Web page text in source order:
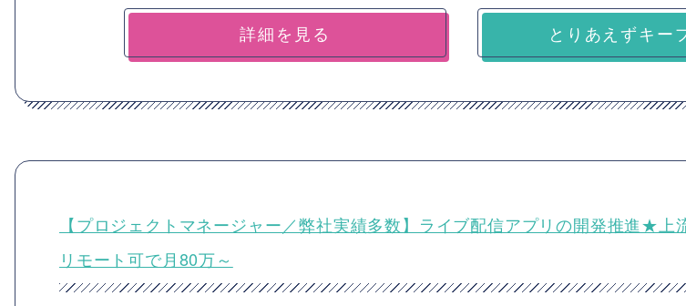
詳細を見る とりあえずキー
【プロジェクトマネージャー／弊社実績多数】ライブ配信アプリの開発推進★上
リモート可で月80万～